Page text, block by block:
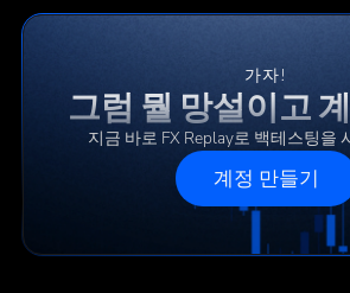
가자!
그럼 뭘 망설이고
지금 바로 FX Replay로 백테스팅을
계정 만들기